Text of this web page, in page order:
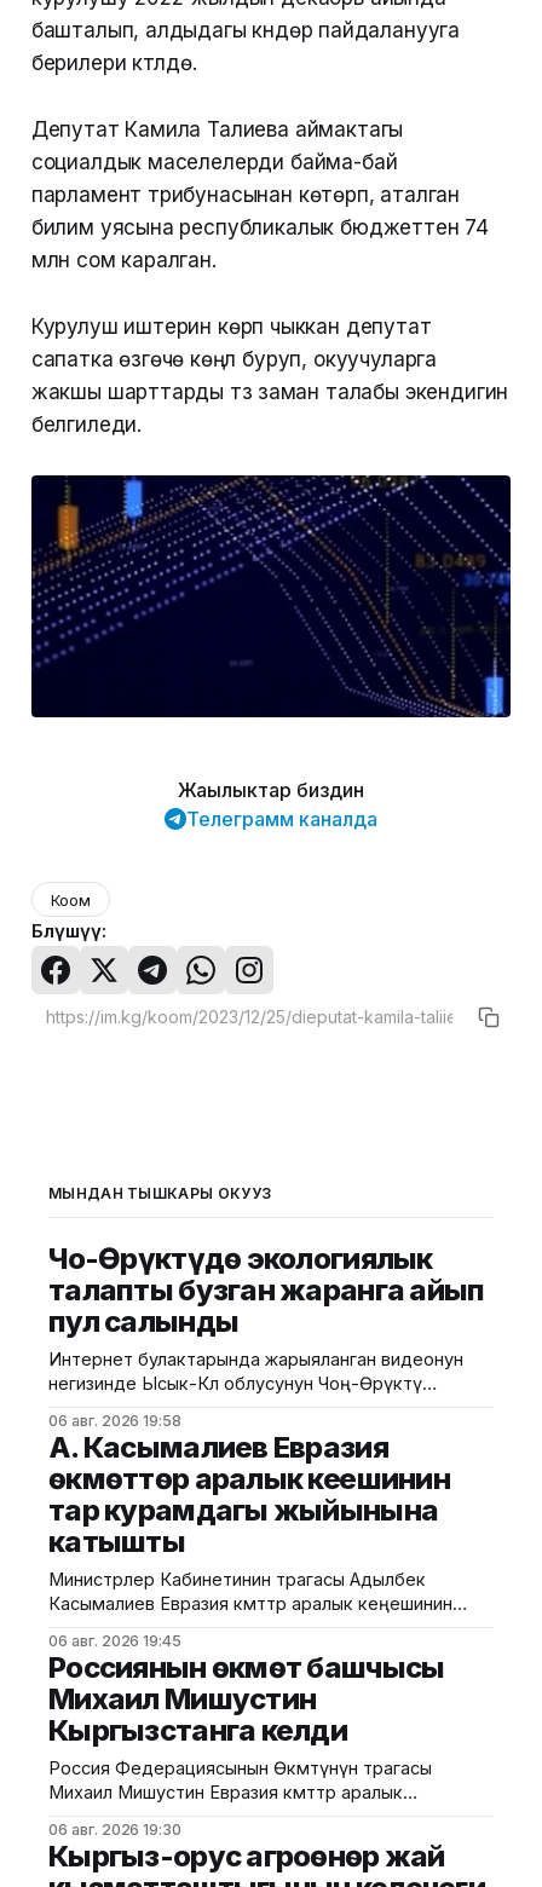
башталып, алдыдагы күндөрү пайдаланууга
берилери күтүлүүдө.
Депутат Камила Талиева аймактагы
социалдык маселелерди байма-бай
парламент трибунасынан көтөрүп, аталган
билим уясына республикалык бюджеттен 74
млн сом каралган.
Курулуш иштерин көрүп чыккан депутат
сапатка өзгөчө көңүл буруп, окуучуларга
жакшы шарттарды түзүү заман талабы экендигин
белгиледи.
Жаңылыктар биздин
Телеграмм каналда
Коом
Бөлүшүү:
МЫНДАН ТЫШКАРЫ ОКУҢУЗ
Чоң-Өрүктүдө экологиялык
талапты бузган жаранга айып
пул салынды
Интернет булактарында жарыяланган видеонун
негизинде Ысык-Көл облусунун Чоң-Өрүктү
жерге төгүү фактысы аныкталды. Бул тууралуу
Жаратылыш ресурстары, экология жана
техникалык көзөмөл министрлигинен билдиришти.
Маалыматка ылайык, Экологиялык жана
техникалык көзөмөл кызматынын Ысык-Көл
регионалдык башкармалыгынын тескөөчүлөрү
жүргүзгөн текшерүүдө экологиялык талаптарды
бузган жаран аныкталган. Жыйынтыгында "Укук
06 авг. 2026 19:58
А. Касымалиев Евразия
өкмөттөр аралык кеңешинин
тар курамдагы жыйынына
катышты
Министрлер Кабинетинин төрагасы Адылбек
Касымалиев Евразия өкмөттөр аралык кеңешинин
тууралуу Өкмөттүн басма сөз кызматынан
билдиришти. Жыйындын алдында ЕАЭБге мүчө
мамлекеттердин өкмөт башчыларын расмий тосуп
алуу аземи жана биргелешкен сүрөткө түшүү иш-
чарасы өттү. Андан соң өкмөт башчылары
экономикалык интеграцияны тереңдетүү,
соодадагы тоскоолдуктарды жоюу жана
06 авг. 2026 19:45
Россиянын өкмөт башчысы
Михаил Мишустин
Кыргызстанга келди
Россия Федерациясынын Өкмөтүнүн төрагасы
Михаил Мишустин Евразия өкмөттөр аралык
Кыргызстанга келди. Аны Ысык-Көл эл аралык
аэропортунан Министрлер Кабинетинин
06 авг. 2026 19:30
Кыргыз-орус агроөнөр жай